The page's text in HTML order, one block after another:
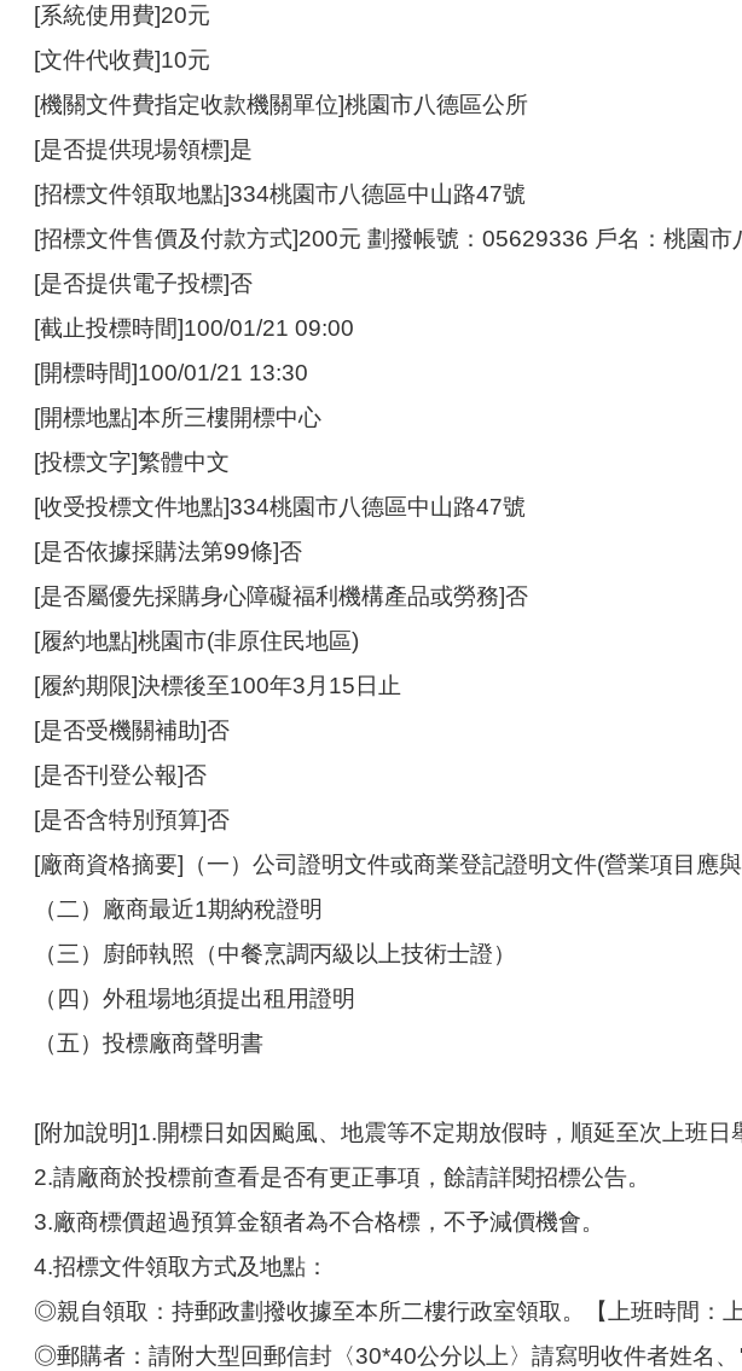
[系統使用費]20元
[文件代收費]10元
[機關文件費指定收款機關單位]桃園市八德區公所
[是否提供現場領標]是
[招標文件領取地點]334桃園市八德區中山路47號
[招標文件售價及付款方式]200元 劃撥帳號：05629336 戶名：桃園市
[是否提供電子投標]否
[截止投標時間]100/01/21 09:00
[開標時間]100/01/21 13:30
[開標地點]本所三樓開標中心
[投標文字]繁體中文
[收受投標文件地點]334桃園市八德區中山路47號
[是否依據採購法第99條]否
[是否屬優先採購身心障礙福利機構產品或勞務]否
[履約地點]桃園市(非原住民地區)
[履約期限]決標後至100年3月15日止
[是否受機關補助]否
[是否刊登公報]否
[是否含特別預算]否
[廠商資格摘要]（一）公司證明文件或商業登記證明文件(營業項目應
（二）廠商最近1期納稅證明
（三）廚師執照（中餐烹調丙級以上技術士證）
（四）外租場地須提出租用證明
（五）投標廠商聲明書
[附加說明]1.開標日如因颱風、地震等不定期放假時，順延至次上班日
2.請廠商於投標前查看是否有更正事項，餘請詳閱招標公告。
3.廠商標價超過預算金額者為不合格標，不予減價機會。
4.招標文件領取方式及地點：
◎親自領取：持郵政劃撥收據至本所二樓行政室領取。【上班時間：
◎郵購者：請附大型回郵信封〈30*40公分以上〉請寫明收件者姓名